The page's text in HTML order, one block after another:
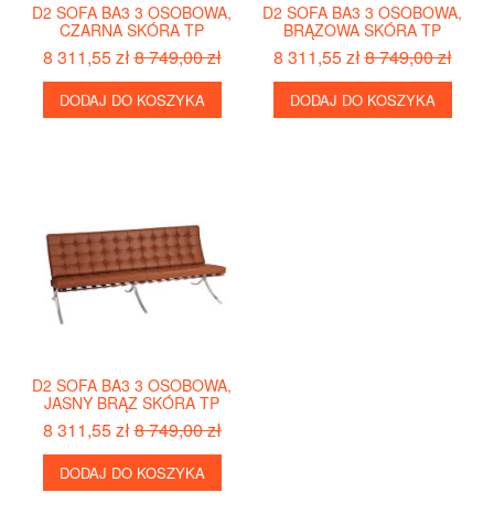
D2 SOFA BA3 3 OSOBOWA,
CZARNA SKÓRA TP
8 311,55 zł8 749,00 zł
DODAJ DO KOSZYKA
D2 SOFA BA3 3 OSOBOWA,
BRĄZOWA SKÓRA TP
8 311,55 zł8 749,00 zł
DODAJ DO KOSZYKA
D2 SOFA BA3 3 OSOBOWA,
JASNY BRĄZ SKÓRA TP
8 311,55 zł8 749,00 zł
DODAJ DO KOSZYKA